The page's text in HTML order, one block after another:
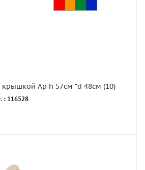
крышкой Ар h 57см *d 48см (10)
: 116528